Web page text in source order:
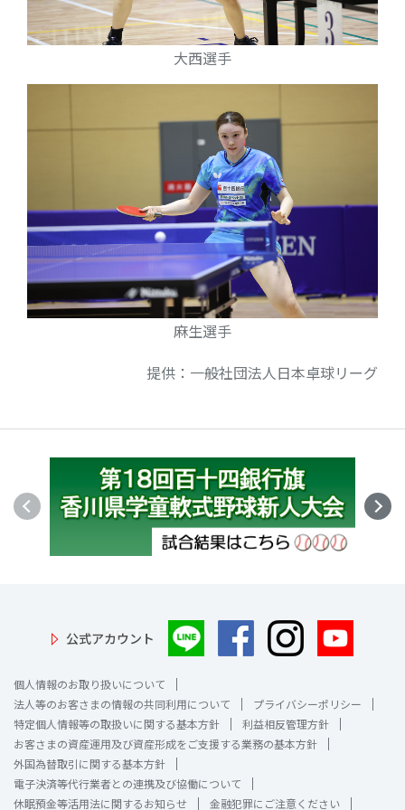
大西選手
麻生選手
提供：一般社団法人日本卓球リーグ
公式アカウント
個人情報のお取り扱いについて
法人等のお客さまの情報の共同利用について
プライバシーポリシー
特定個人情報等の取扱いに関する基本方針
利益相反管理方針
お客さまの資産運用及び資産形成をご支援する業務の基本方針
外国為替取引に関する基本方針
電子決済等代行業者との連携及び協働について
休眠預金等活用法に関するお知らせ
金融犯罪にご注意ください